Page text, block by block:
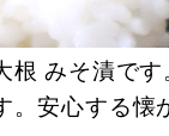
根 みそ漬で
。安心する懐